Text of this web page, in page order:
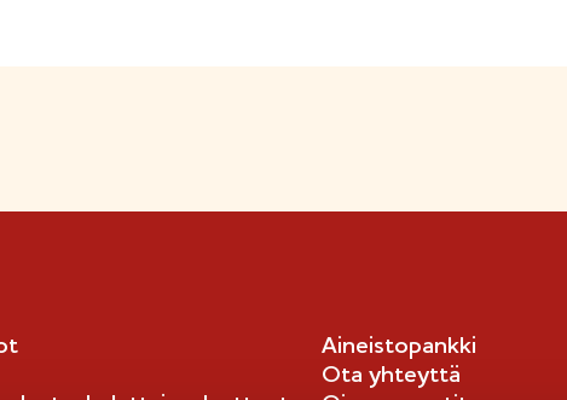
Aineistopankki
Ota yhteyttä